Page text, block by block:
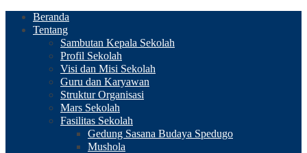
Beranda
Tentang
Sambutan Kepala Sekolah
Profil Sekolah
Visi dan Misi Sekolah
Guru dan Karyawan
Struktur Organisasi
Mars Sekolah
Fasilitas Sekolah
Gedung Sasana Budaya Spedugo
Mushola